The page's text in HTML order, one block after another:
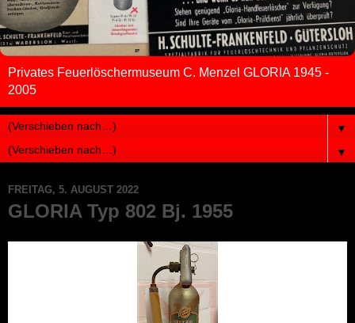
Privates Feuerlöschermuseum C. Menzel GLORIA 1945 -
2005
▼
▼
FREITAG, 5. AUGUST 2022
GLORIA Typ 802 Bj. 1955